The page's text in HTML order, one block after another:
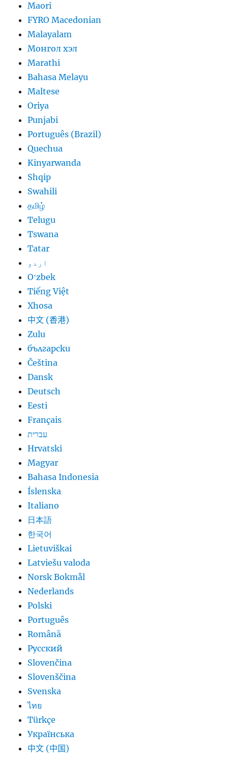
Maori
FYRO Macedonian
Malayalam
Монгол хэл
Marathi
Bahasa Melayu
Maltese
Oriya
Punjabi
Português (Brazil)
Quechua
Kinyarwanda
Shqip
Swahili
தமிழ்
Telugu
Tswana
Tatar
اردو
Oʻzbek
Tiếng Việt
Xhosa
中文 (香港)
Zulu
български
Čeština
Dansk
Deutsch
Eesti
Français
עברית
Hrvatski
Magyar
Bahasa Indonesia
Íslenska
Italiano
日本語
한국어
Lietuviškai
Latviešu valoda
Norsk Bokmål
Nederlands
Polski
Português
Română
Русский
Slovenčina
Slovenščina
Svenska
ไทย
Türkçe
Українська
中文 (中国)